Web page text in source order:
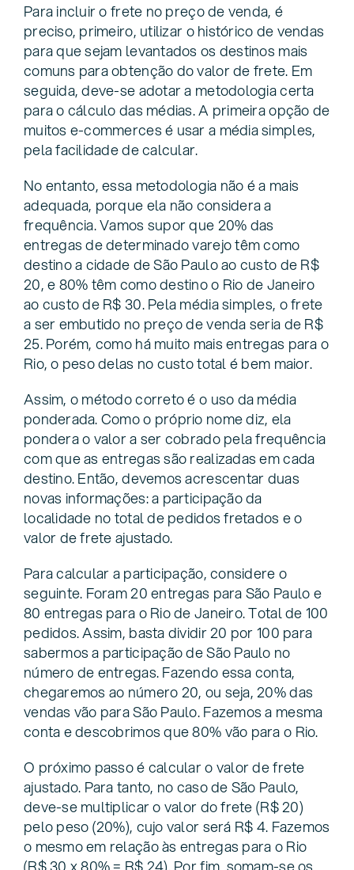
Para incluir o frete no preço de venda, é
preciso, primeiro, utilizar o histórico de vendas
para que sejam levantados os destinos mais
comuns para obtenção do valor de frete. Em
seguida, deve-se adotar a metodologia certa
para o cálculo das médias. A primeira opção de
muitos e-commerces é usar a média simples,
pela facilidade de calcular.
No entanto, essa metodologia não é a mais
adequada, porque ela não considera a
frequência. Vamos supor que 20% das
entregas de determinado varejo têm como
destino a cidade de São Paulo ao custo de R$
20, e 80% têm como destino o Rio de Janeiro
ao custo de R$ 30. Pela média simples, o frete
a ser embutido no preço de venda seria de R$
25. Porém, como há muito mais entregas para o
Rio, o peso delas no custo total é bem maior.
Assim, o método correto é o uso da média
ponderada. Como o próprio nome diz, ela
pondera o valor a ser cobrado pela frequência
com que as entregas são realizadas em cada
destino. Então, devemos acrescentar duas
novas informações: a participação da
localidade no total de pedidos fretados e o
valor de frete ajustado.
Para calcular a participação, considere o
seguinte. Foram 20 entregas para São Paulo e
80 entregas para o Rio de Janeiro. Total de 100
pedidos. Assim, basta dividir 20 por 100 para
sabermos a participação de São Paulo no
número de entregas. Fazendo essa conta,
chegaremos ao número 20, ou seja, 20% das
vendas vão para São Paulo. Fazemos a mesma
conta e descobrimos que 80% vão para o Rio.
O próximo passo é calcular o valor de frete
ajustado. Para tanto, no caso de São Paulo,
deve-se multiplicar o valor do frete (R$ 20)
pelo peso (20%), cujo valor será R$ 4. Fazemos
o mesmo em relação às entregas para o Rio